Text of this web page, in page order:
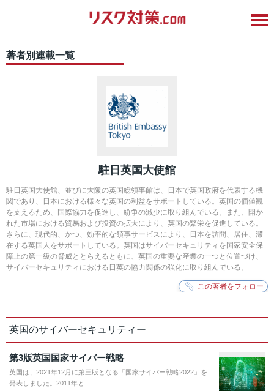
著者別連載一覧
駐日英国大使館
駐日英国大使館、並びに大阪の英国総領事館は、日本で英国政府を代表する機
関であり、日本における様々な英国の利益をサポートしている。英国の価値観
を支えるため、国際協力を促進し、紛争の減少に取り組んでいる。また、開か
れた市場における貿易および投資の拡大により、英国の繁栄を促進している。
さらに、現代的、かつ、効率的な領事サービスにより、日本を訪問、居住、滞
在する英国人をサポートしている。英国はサイバーセキュリティを国家安全保
障上の第一級の脅威ととらえるともに、英国の重要な産業の一つと位置づけ、
サイバーセキュリティにおける日英の協力関係の強化に取り組んでいる。
英国のサイバーセキュリティー
第3版英国国家サイバー戦略
英国は、2021年12月に第三版となる「国家サイバー戦略2022」を
発表しました。2011年と…